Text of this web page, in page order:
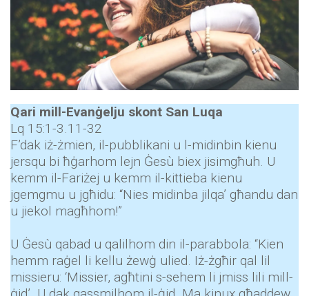
Qari mill-Evanġelju skont San Luqa
Lq 15:1-3.11-32
F’dak iż-żmien, il-pubblikani u l-midinbin kienu
jersqu bi ħġarhom lejn Ġesù biex jisimgħuh. U
kemm il-Fariżej u kemm il-kittieba kienu
jgemgmu u jgħidu: “Nies midinba jilqa’ għandu dan
u jiekol magħhom!”
U Ġesù qabad u qalilhom din il-parabbola: “Kien
hemm raġel li kellu żewġ ulied. Iż-żgħir qal lil
missieru: ‘Missier, agħtini s-sehem li jmiss lili mill-